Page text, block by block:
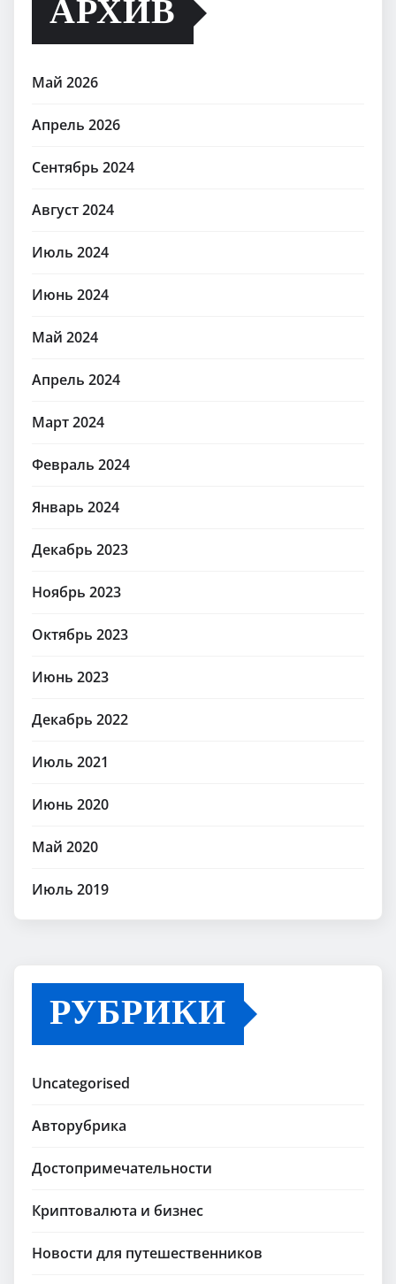
АРХИВ
Май 2026
Апрель 2026
Сентябрь 2024
Август 2024
Июль 2024
Июнь 2024
Май 2024
Апрель 2024
Март 2024
Февраль 2024
Январь 2024
Декабрь 2023
Ноябрь 2023
Октябрь 2023
Июнь 2023
Декабрь 2022
Июль 2021
Июнь 2020
Май 2020
Июль 2019
РУБРИКИ
Uncategorised
Авторубрика
Достопримечательности
Криптовалюта и бизнес
Новости для путешественников